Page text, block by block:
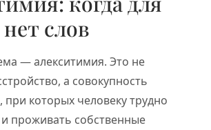
слов
— алекситимия. Это не
а совокупность
при которых человеку трудно
проживать собственные